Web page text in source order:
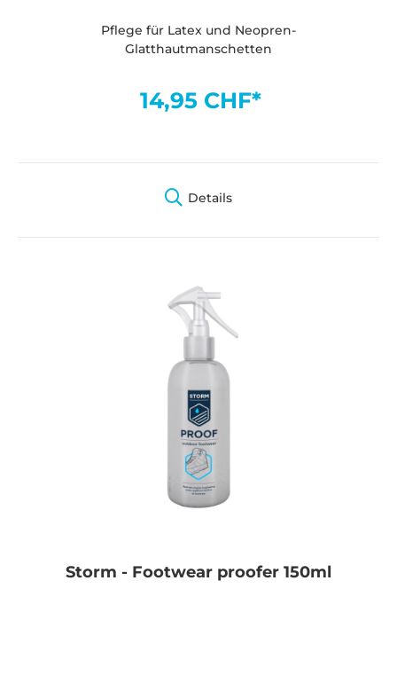
Pflege für Latex und Neopren-
Glatthautmanschetten
14,95 CHF*
Details
Storm - Footwear proofer 150ml